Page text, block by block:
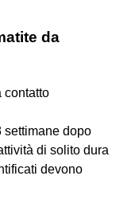
da
contatto
settimane dopo
di solito dura
devono